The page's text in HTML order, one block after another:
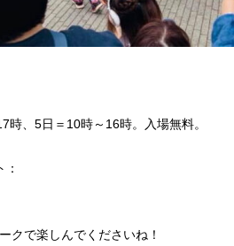
時、5日＝10時～16時。入場無料。
クで楽しんでくださいね！